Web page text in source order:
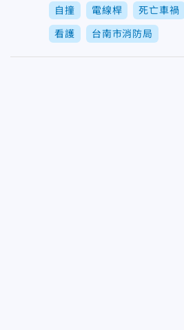
自撞 電線桿 死亡車禍
看護 台南市消防局